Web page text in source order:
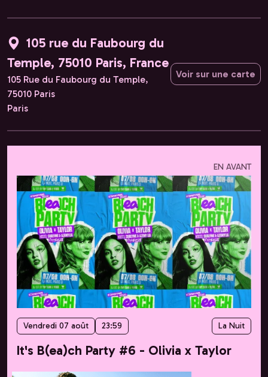
105 rue du Faubourg du
Temple, 75010 Paris, France
105 Rue du Faubourg du Temple,
75010 Paris
Paris
Voir sur une carte
EN AVANT
Vendredi 07 août 23:59 La Nuit
It's B(ea)ch Party #6 - Olivia x Taylor